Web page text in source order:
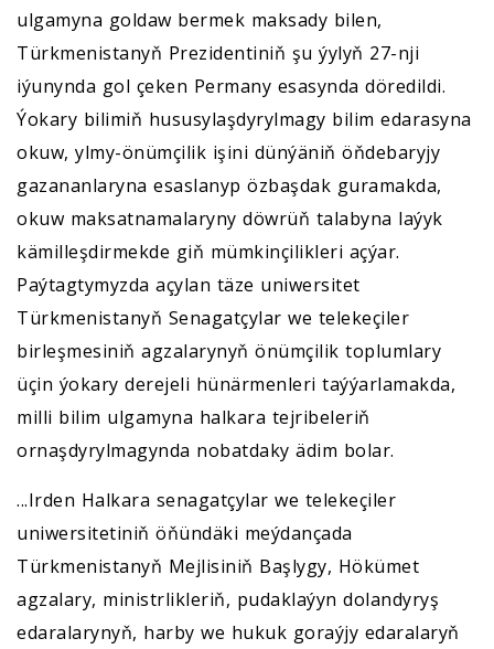
ulgamyna goldaw bermek maksady bilen,
Türkmenistanyň Prezidentiniň şu ýylyň 27-nji
iýunynda gol çeken Permany esasynda döredildi.
Ýokary bilimiň hususylaşdyrylmagy bilim edarasyna
okuw, ylmy-önümçilik işini dünýäniň öňdebaryjy
gazananlaryna esaslanyp özbaşdak guramakda,
okuw maksatnamalaryny döwrüň talabyna laýyk
kämilleşdirmekde giň mümkinçilikleri açýar.
Paýtagtymyzda açylan täze uniwersitet
Türkmenistanyň Senagatçylar we telekeçiler
birleşmesiniň agzalarynyň önümçilik toplumlary
üçin ýokary derejeli hünärmenleri taýýarlamakda,
milli bilim ulgamyna halkara tejribeleriň
ornaşdyrylmagynda nobatdaky ädim bolar.
...Irden Halkara senagatçylar we telekeçiler
uniwersitetiniň öňündäki meýdançada
Türkmenistanyň Mejlisiniň Başlygy, Hökümet
agzalary, ministrlikleriň, pudaklaýyn dolandyryş
edaralarynyň, harby we hukuk goraýjy edaralaryň